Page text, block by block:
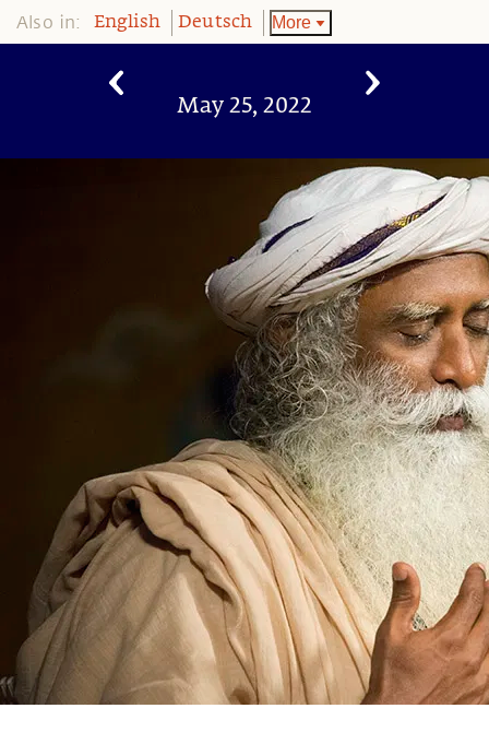
Also in: English Deutsch More
May 25, 2022